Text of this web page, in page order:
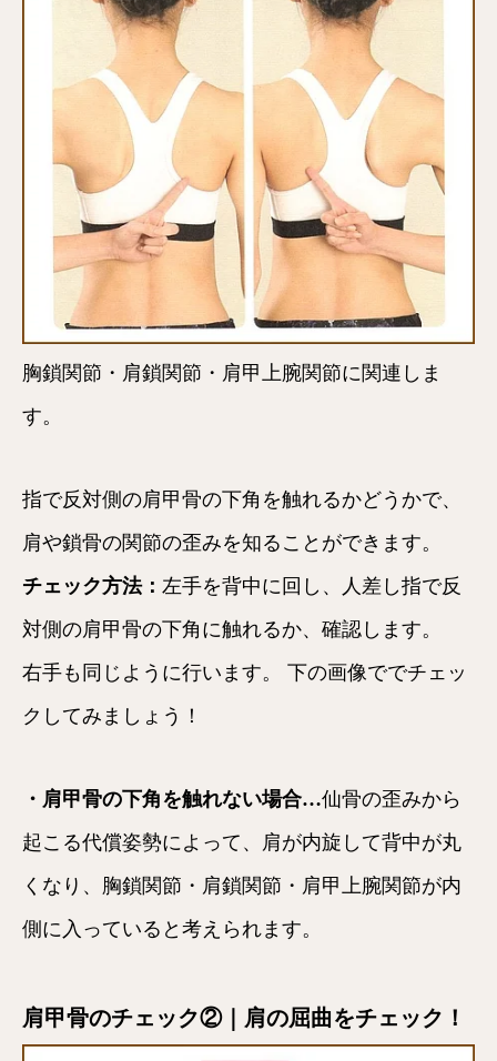
胸鎖関節・肩鎖関節・肩甲上腕関節に関連しま
す。
指で反対側の肩甲骨の下角を触れるかどうかで、
肩や鎖骨の関節の歪みを知ることができます。
チェック方法： 左手を背中に回し、人差し指で反
対側の肩甲骨の下角に触れるか、確認します。
右手も同じように行います。 下の画像ででチェッ
クしてみましょう！
・肩甲骨の下角を触れない場合…仙骨の歪みから
起こる代償姿勢によって、肩が内旋して背中が丸
くなり、胸鎖関節・肩鎖関節・肩甲上腕関節が内
側に入っていると考えられます。
肩甲骨のチェック②｜肩の屈曲をチェック！